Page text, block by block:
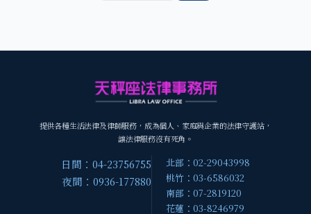
提供各種生活法律及律師服務，成為個人、家庭與企業的法律守護站，
讓法律服務沒有死角。
日間：04-23756755
夜間：0936-177880
北部：02-29043998
桃竹：03-6586032
南部：07-2819120
花蓮：03-8246979